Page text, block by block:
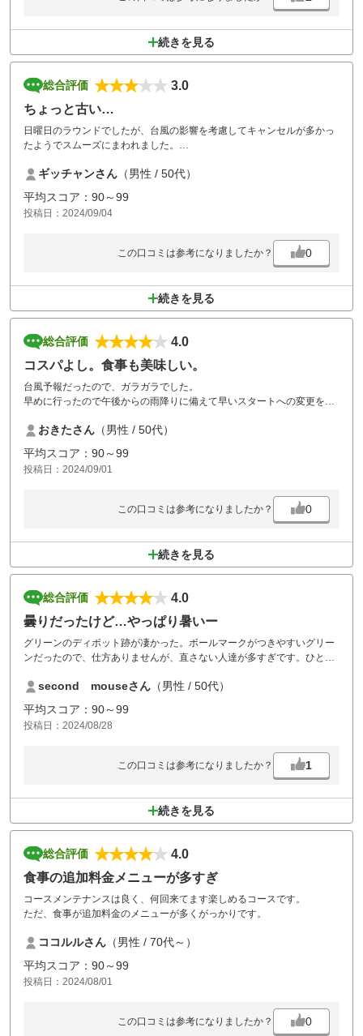
続きを見る
総合評価
3.0
ちょっと古い…
日曜日のラウンドでしたが、台風の影響を考慮してキャンセルが多かっ
たようでスムーズにまわれました。
食事もほとんどがプライス600円以上のメニューでした。
乗り入れができる日にでもまたラウンドしたいです。
ギッチャンさん （男性 / 50代）
平均スコア：90～99
投稿日：2024/09/04
この口コミは参考になりましたか？ 0
続きを見る
総合評価
4.0
コスパよし。食事も美味しい。
台風予報だったので、ガラガラでした。
早めに行ったので午後からの雨降りに備えて早いスタートへの変更をし
す。
前日、雨だったのでカジュアルウォーターが心配されましたが水はけが
良いようで問題なし。ラフもそこまでもなく、ロストボールになるよう
な心配はなかった。コースは数か所打ち下ろしホールが有ったけどアッ
グリーンの状態は良好。食事は追加料金メニューも多かったけど、美味
おきたさん （男性 / 50代）
平均スコア：90～99
投稿日：2024/09/01
この口コミは参考になりましたか？ 0
続きを見る
総合評価
4.0
曇りだったけど…やっぱり暑いー
グリーンのディポット跡が凄かった。ボールマークがつきやすいグリー
ンだったので、仕方ありませんが、直さない人達が多すぎです。ひと手
ンフォークを持ち歩きましょう。
second mouseさん （男性 / 50代）
平均スコア：90～99
投稿日：2024/08/28
この口コミは参考になりましたか？ 1
続きを見る
総合評価
4.0
食事の追加料金メニューが多すぎ
コースメンテナンスは良く、何回来てます楽しめるコースです。
ただ、食事が追加料金のメニューが多くがっかりです。
ココルルさん （男性 / 70代～）
平均スコア：90～99
投稿日：2024/08/01
この口コミは参考になりましたか？ 0